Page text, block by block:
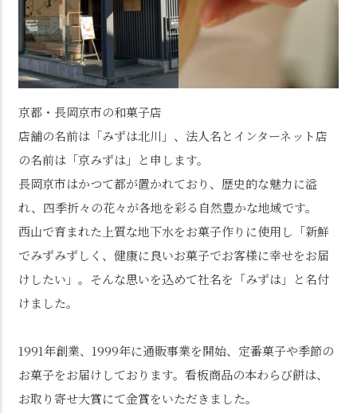
京都・長岡京市の和菓子店
店舗の名前は「みずは北川」、法人名とインターネット店
の名前は「京みずは」と申します。
長岡京市はかつて都が置かれており、歴史的な魅力に溢
れ、四季折々の花々が各地を彩る自然豊かな地域です。
西山で育まれた上質な地下水をお菓子作りに使用し「新鮮
でみずみずしく、健康に良いお菓子でお客様に幸せをお届
けしたい」。そんな思いを込めて社名を「みずは」と名付
けました。
1991年創業、1999年に通販事業を開始、定番菓子や季節の
お菓子をお届けしております。看板商品の本わらび餅は、
お取り寄せ大賞にて金賞をいただきました。